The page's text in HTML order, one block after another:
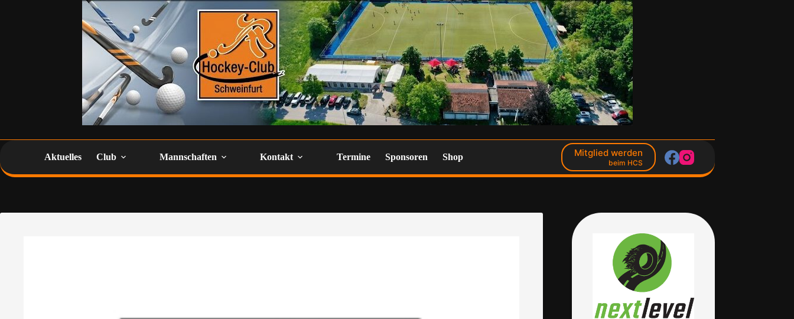
Aktuelles Club Mannschaften Kontakt Termine Sponsoren Shop Mitglied werden
beim HCS